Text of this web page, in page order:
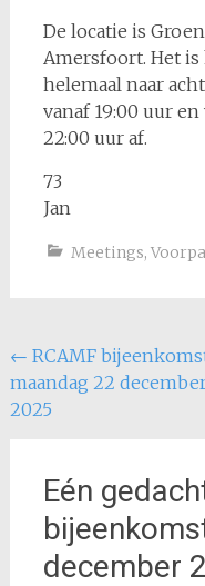
De locatie is
Amersfoort. Het
helemaal naar
vanaf 19:00 uur
22:00 uur af.
73
Jan
Meetings,
Bericht
navigatie
← RCAMF
maandag 22
2025
Eén
december